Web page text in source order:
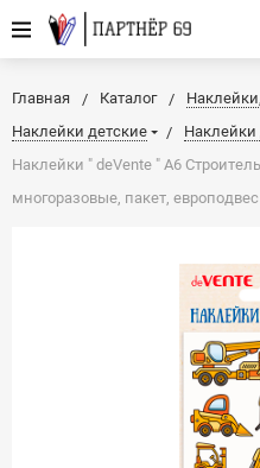
Главная Каталог
Наклейки детские
Наклейки
Наклейки " deVente " А6
многоразовые, пакет, европодвес